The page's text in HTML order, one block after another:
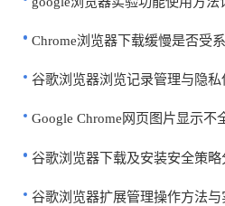
Chrome浏览器下载缓慢是否受
谷歌浏览器浏览记录管理与隐私
Google Chrome网页图片显示不
谷歌浏览器下载及安装安全策略
谷歌浏览器扩展管理操作方法与